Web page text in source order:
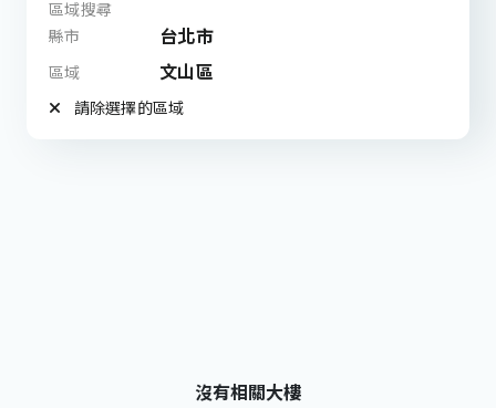
區域搜尋
縣市
台北市
區域 文山區
請除選擇的區域
沒有相關大樓